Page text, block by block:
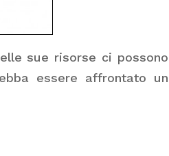
sue risorse ci possono
essere affrontato un